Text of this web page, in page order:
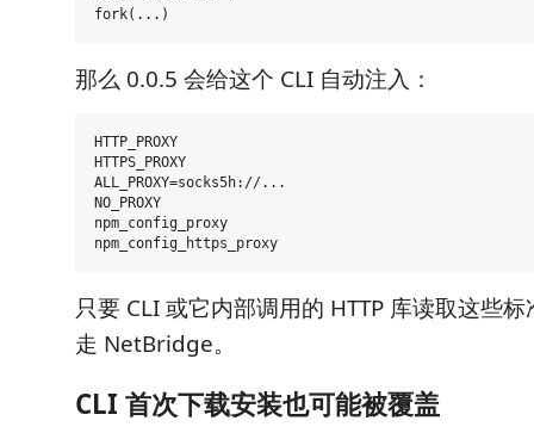
那么 0.0.5 会给这个 CLI 自动注入：
HTTP_PROXY
HTTPS_PROXY
ALL_PROXY=socks5h://...
NO_PROXY
npm_config_proxy
只要 CLI 或它内部调用的 HTTP 库读取这些
走 NetBridge。
CLI 首次下载安装也可能被覆盖